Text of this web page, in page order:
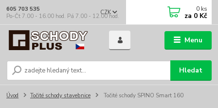
Menu
CZK
Hledat
605 703 535
Po-Čt 7.00 - 16.00 hod. Pá 7.00 - 12.00 hod.
0 ks
za 0 Kč
Úvod Točité schody stavebnice Točité schody SPINO Smart 160